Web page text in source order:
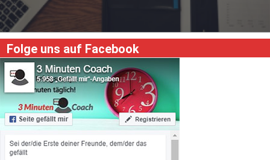
Folge uns auf Facebook